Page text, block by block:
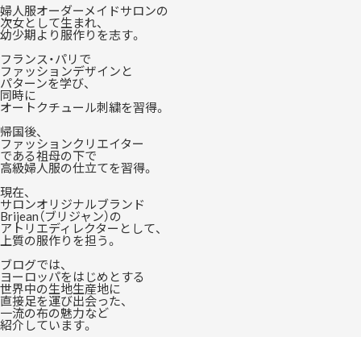
婦人服オーダーメイドサロンの
次女として生まれ、
幼少期より服作りを志す。
フランス・パリで
ファッションデザインと
パターンを学び、
同時に
オートクチュール刺繍を習得。
帰国後、
ファッションクリエイター
である祖母の下で
高級婦人服の仕立てを習得。
現在、
サロンオリジナルブランド
Brijean（ブリジャン）の
アトリエディレクターとして、
上質の服作りを担う。
ブログでは、
ヨーロッパをはじめとする
世界中の生地生産地に
直接足を運び出会った、
一流の布の魅力など
紹介しています。